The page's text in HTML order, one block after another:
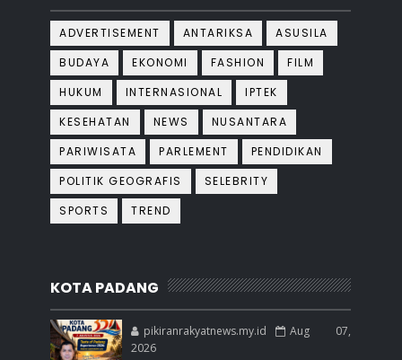
ADVERTISEMENT ANTARIKSA
ASUSILA
BUDAYA
EKONOMI FASHION
FILM
HUKUM
INTERNASIONAL
IPTEK
KESEHATAN
NEWS
NUSANTARA
PARIWISATA
PARLEMENT
PENDIDIKAN
POLITIK GEOGRAFIS
SELEBRITY
SPORTS
TREND
KOTA PADANG
pikiranrakyatnews.my.id
Aug 07,
2026